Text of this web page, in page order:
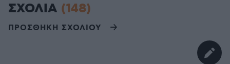
ΣΧΟΛΙΑ (148)
ΠΡΟΣΘΗΚΗ ΣΧΟΛΙΟΥ